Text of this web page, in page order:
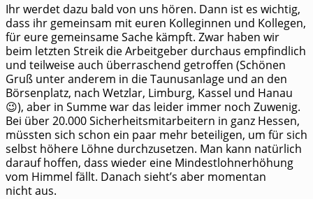
Ihr wer­det dazu bald von uns hören. Dann ist es wich­tig,
dass ihr gemein­sam mit euren Kol­le­gin­nen und Kol­le­gen,
für eure gemein­sa­me Sache kämpft. Zwar haben wir
beim letz­ten Streik die Arbeit­ge­ber durch­aus emp­find­lich
und teil­wei­se auch über­ra­schend getrof­fen (Schö­nen
Gruß unter ande­rem in die Tau­nus­an­la­ge und an den
Bör­sen­platz, nach Wetz­lar, Lim­burg, Kas­sel und Hanau
😉), aber in Sum­me war das lei­der immer noch Zuwe­nig.
Bei über 20.000 Sicher­heits­mit­ar­bei­tern in ganz Hes­sen,
müss­ten sich schon ein paar mehr betei­li­gen, um für sich
selbst höhe­re Löh­ne durch­zu­set­zen. Man kann natür­lich
dar­auf hof­fen, dass wie­der eine Min­dest­lohn­er­hö­hung
vom Him­mel fällt. Danach sieht’s aber momen­tan
nicht aus.